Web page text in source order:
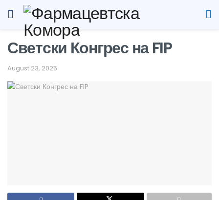
Светски Конгрес на FIP
August 23, 2025